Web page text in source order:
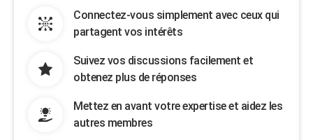
Connectez-vous simplement avec ceux qui
partagent vos intérêts
Suivez vos discussions facilement et
obtenez plus de réponses
Mettez en avant votre expertise et aidez les
autres membres